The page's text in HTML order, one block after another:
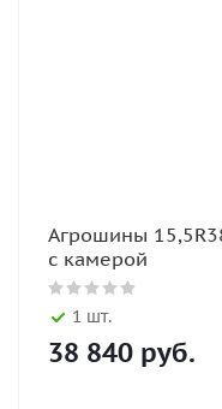
Агрошины
с камерой
1 шт.
38 840 руб.